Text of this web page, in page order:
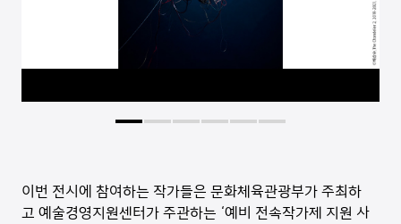
이번 전시에 참여하는 작가들은 문화체육관광부가 주최하
고 예술경영지원센터가 주관하는 ‘예비 전속작가제 지원 사